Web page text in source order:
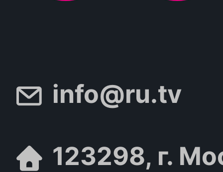
info@ru.tv
123298, г.